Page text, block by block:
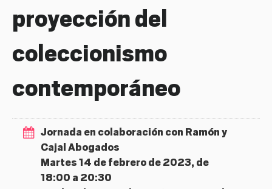
proyección del
coleccionismo
contemporáneo
Jornada en colaboración con Ramón y
Cajal Abogados
Martes 14 de febrero de 2023, de
18:00 a 20:30